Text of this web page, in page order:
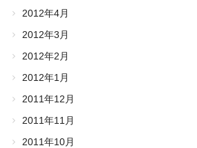
2012年4月
2012年3月
2012年2月
2012年1月
2011年12月
2011年11月
2011年10月